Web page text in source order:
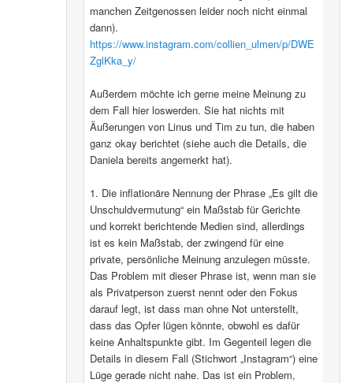
manchen Zeitgenossen leider noch nicht einmal
dann).
https://www.instagram.com/collien_ulmen/p/DWE
ZglKka_y/
Außerdem möchte ich gerne meine Meinung zu
dem Fall hier loswerden. Sie hat nichts mit
Äußerungen von Linus und Tim zu tun, die haben
ganz okay berichtet (siehe auch die Details, die
Daniela bereits angemerkt hat).
1. Die inflationäre Nennung der Phrase „Es gilt die
Unschuldvermutung“ ein Maßstab für Gerichte
und korrekt berichtende Medien sind, allerdings
ist es kein Maßstab, der zwingend für eine
private, persönliche Meinung anzulegen müsste.
Das Problem mit dieser Phrase ist, wenn man sie
als Privatperson zuerst nennt oder den Fokus
darauf legt, ist dass man ohne Not unterstellt,
dass das Opfer lügen könnte, obwohl es dafür
keine Anhaltspunkte gibt. Im Gegenteil legen die
Details in diesem Fall (Stichwort „Instagram“) eine
Lüge gerade nicht nahe. Das ist ein Problem,